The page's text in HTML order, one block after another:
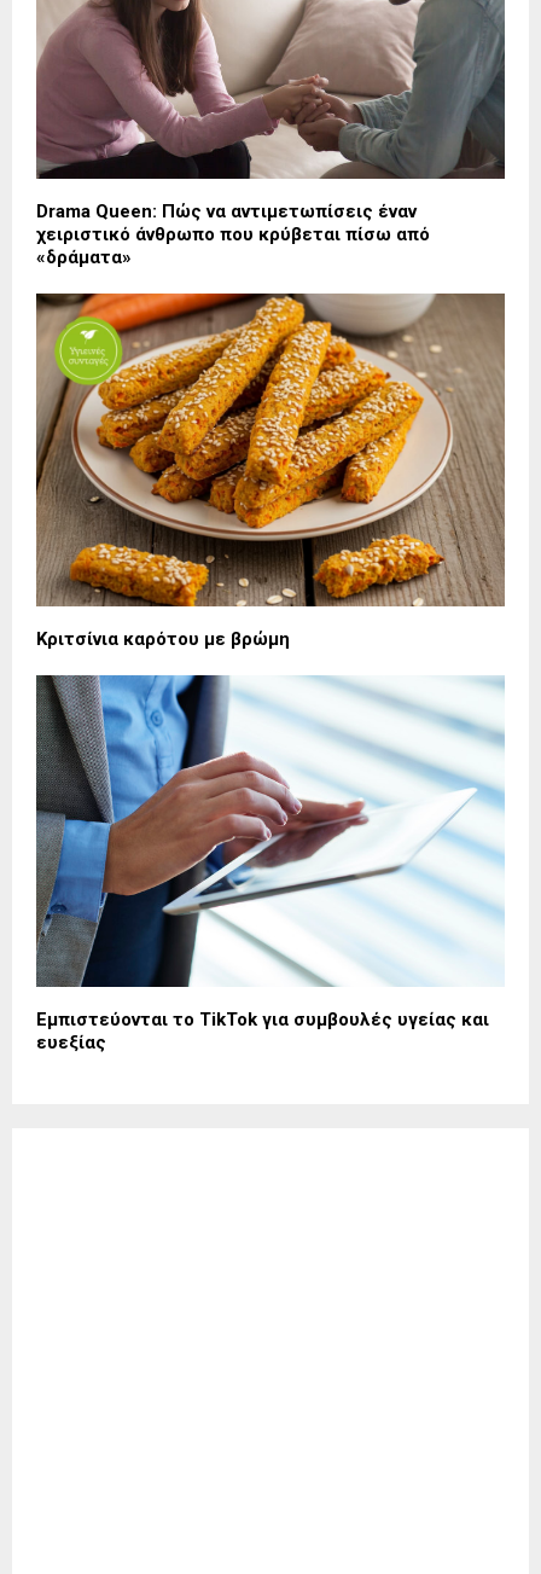
Drama Queen: Πώς να αντιμετωπίσεις έναν
χειριστικό άνθρωπο που κρύβεται πίσω από
«δράματα»
Κριτσίνια καρότου με βρώμη
Εμπιστεύονται το TikTok για συμβουλές υγείας και
ευεξίας